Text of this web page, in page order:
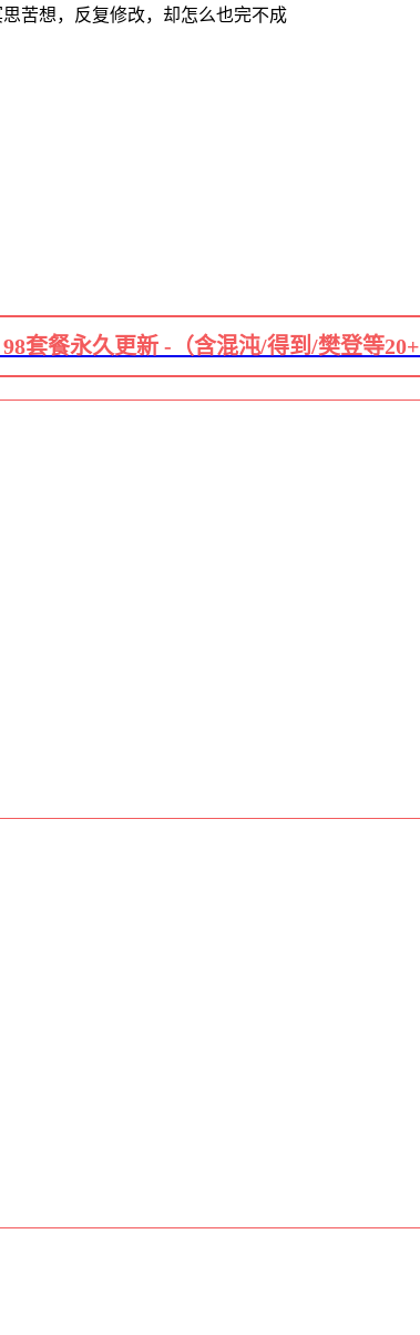
苦想，反复修改，却怎么也完不成
套餐永久更新 -（含混沌/得到/樊登等